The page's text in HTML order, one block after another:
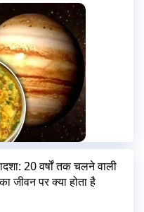
20 वर्षों तक चलने वाली
जीवन पर क्या होता है